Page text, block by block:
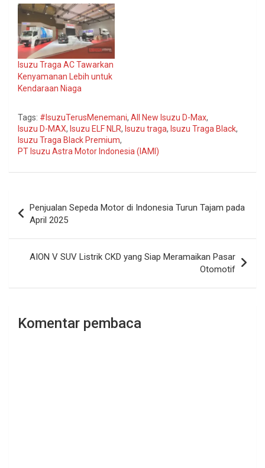
Isuzu Traga AC Tawarkan
Kenyamanan Lebih untuk
Kendaraan Niaga
Tags: #IsuzuTerusMenemani, All New Isuzu D-Max,
Isuzu D-MAX, Isuzu ELF NLR, Isuzu traga, Isuzu Traga Black,
Isuzu Traga Black Premium,
PT Isuzu Astra Motor Indonesia (IAMI)
pos
Penjualan Sepeda Motor di Indonesia Turun Tajam pada
April 2025
AION V SUV Listrik CKD yang Siap Meramaikan Pasar
Otomotif
Komentar pembaca